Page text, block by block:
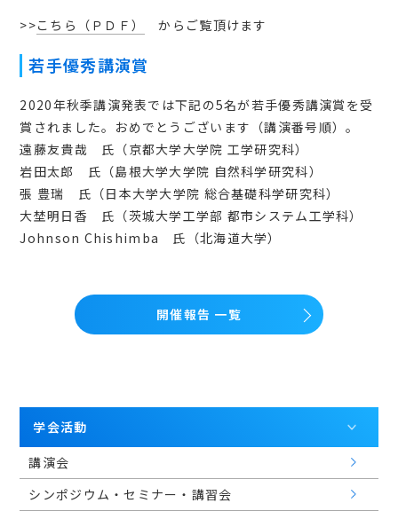
>>こちら（ＰＤＦ） からご覧頂けます
若手優秀講演賞
2020年秋季講演発表では下記の5名が若手優秀講演賞を受
賞されました。おめでとうございます（講演番号順）。
遠藤友貴哉 氏（京都大学大学院 工学研究科）
岩田太郎 氏（島根大学大学院 自然科学研究科）
張 豊瑞 氏（日本大学大学院 総合基礎科学研究科）
大埜明日香 氏（茨城大学工学部 都市システム工学科）
Johnson Chishimba 氏（北海道大学）
開催報告 一覧
学会活動
講演会
シンポジウム・セミナー・講習会